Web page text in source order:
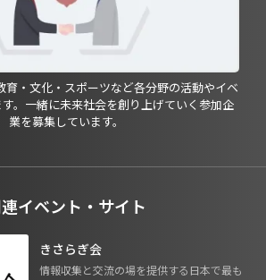
育・文化・スポーツなど各分野の活動やイベ
。一緒に未来社会を創り上げていく参加企
業を募集しています。
イベント・サイト
きさらぎ会
情報収集と交流の場を提供する日本で最も